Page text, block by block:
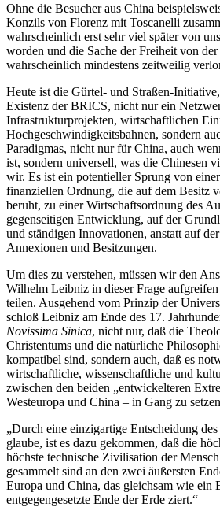
Ohne die Besucher aus China
Konzils von Florenz mit Toscanelli
wahrscheinlich erst sehr viel später von
worden und die Sache der Freiheit von
wahrscheinlich mindestens zeitweilig
Heute ist die Gürtel- und Straßen-
Existenz der BRICS, nicht nur ein
Infrastrukturprojekten, wirtschaftlichen
Hochgeschwindigkeitsbahnen, sondern
Paradigmas, nicht nur für China, auch
ist, sondern universell, was die Chinesen
wir. Es ist ein potentieller Sprung von
finanziellen Ordnung, die auf dem Besitz
beruht, zu einer Wirtschaftsordnung des
gegenseitigen Entwicklung, auf der
und ständigen Innovationen, anstatt auf
Annexionen und Besitzungen.
Um dies zu verstehen, müssen wir den
Wilhelm Leibniz in dieser Frage
teilen. Ausgehend vom Prinzip der
schloß Leibniz am Ende des 17.
Novissima Sinica, nicht nur, daß die
Christentums und die natürliche
kompatibel sind, sondern auch, daß es
wirtschaftliche, wissenschaftliche und
zwischen den beiden „entwickelteren
Westeuropa und China – in Gang zu
„Durch eine einzigartige Entscheidung
glaube, ist es dazu gekommen, daß die
höchste technische Zivilisation der
gesammelt sind an den zwei äußersten
Europa und China, das gleichsam wie ein
entgegengesetzte Ende der Erde ziert.“